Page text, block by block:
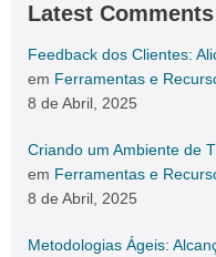
Latest Comments
Feedback dos Clientes:
em Ferramentas e
8 de Abril, 2025
Criando um Ambiente de
em Ferramentas e
8 de Abril, 2025
Metodologias Ágeis: